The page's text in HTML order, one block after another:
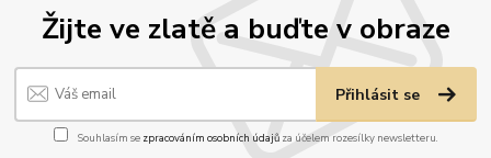
Žijte ve zlatě a buďte v obraze
Přihlásit se
Souhlasím se zpracováním osobních údajůza účelem rozesílky newsletteru.